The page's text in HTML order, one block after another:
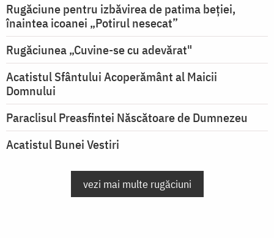
Rugăciune pentru izbăvirea de patima beției,
înaintea icoanei „Potirul nesecat”
Rugăciunea „Cuvine-se cu adevărat"
Acatistul Sfântului Acoperământ al Maicii
Domnului
Paraclisul Preasfintei Născătoare de Dumnezeu
Acatistul Bunei Vestiri
vezi mai multe rugăciuni